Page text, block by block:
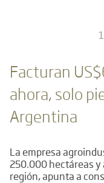
Facturan
ahora, solo
Argentina
La empresa
250.000 hectáreas y
región, apunta a